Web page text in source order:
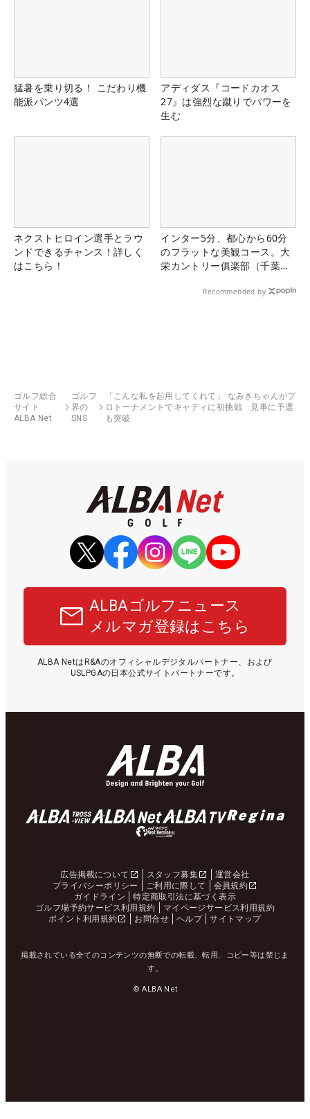
猛暑を乗り切る！ こだわり機
能派パンツ4選
アディダス『コードカオス
27』は強烈な蹴りでパワーを
生む
ネクストヒロイン選手とラウ
ンドできるチャンス！詳しく
はこちら！
インター5分、都心から60分
のフラットな美観コース。大
栄カントリー俱楽部（千葉
Recommended by
ゴルフ総合
サイト
ALBA Net
ゴルフ
界の
SNS
「こんな私を起用してくれて」 なみきちゃんがプ
ロトーナメントでキャディに初挑戦 見事に予選
も突破
ALBAゴルフニュース
メルマガ登録はこちら
ALBA NetはR&Aのオフィシャルデジタルパートナー、および
USLPGAの日本公式サイトパートナーです。
広告掲載について スタッフ募集
運営会社
プライバシーポリシー
ご利用に際して
会員規約
ガイドライン
特定商取引法に基づく表示
ゴルフ場予約サービス利用規約
マイページサービス利用規約
ポイント利用規約
お問合せ ヘルプ サイトマップ
掲載されている全てのコンテンツの無断での転載、転用、コピー等は禁じま
す。
© ALBA Net